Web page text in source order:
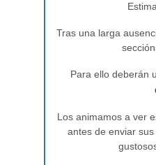
Tras una larga
Para ello deberán
Los animamos a ver
antes de enviar